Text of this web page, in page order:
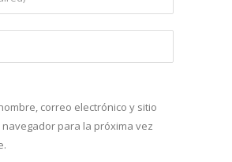
correo electrónico y sitio
para la próxima vez